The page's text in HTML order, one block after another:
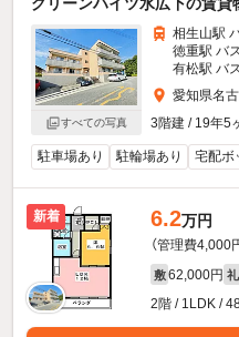
グリーンハイツ水広下の賃貸
すべての写真
相生山駅
徳重駅 バ
有松駅 バ
愛知県名
3階建 / 19年5
駐車場あり 駐輪場あり 宅配ボ
新着 6.2万円
（管理費4,000
敷 62,000円 礼
2階 / 1LDK /